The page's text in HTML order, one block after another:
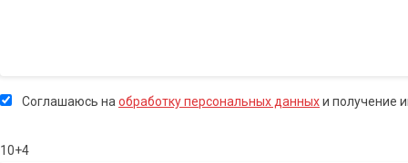
Соглашаюсь на обработку персональных данныхи получение
10+4